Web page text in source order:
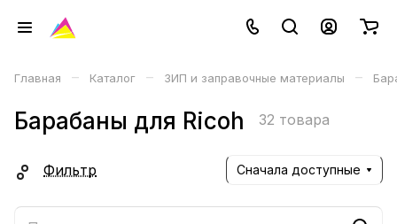
Главная – Каталог – ЗИП и заправочные материалы –
Барабаны для Ricoh 32 товара
Фильтр Сначала доступные